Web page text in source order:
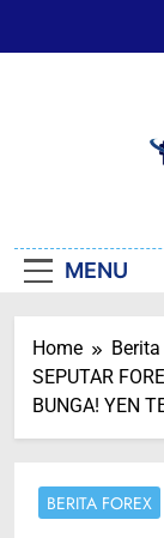
MENU
Home
SEPUTAR
BUNGA! YEN
BERITA FOREX